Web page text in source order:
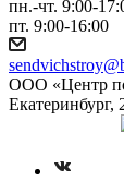
пн.-чт. 9:00-
пт. 9:00-16:00
ООО «Центр
Екатеринбург,